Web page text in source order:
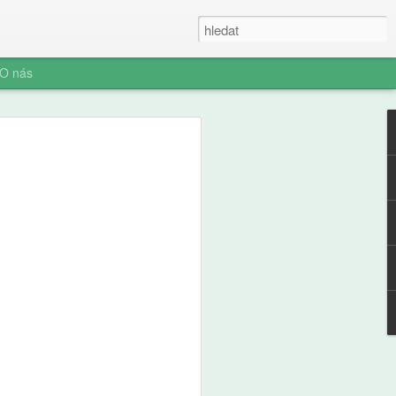
O nás
AI není digitální
(ani digitální
myšlení je konec. Vítejte v nové éře